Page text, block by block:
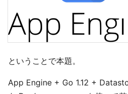
ということで本題。
App Engine + Go 1.12 +